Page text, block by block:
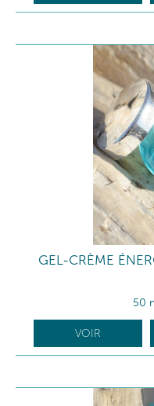
GEL-CRÈME
50
VOIR